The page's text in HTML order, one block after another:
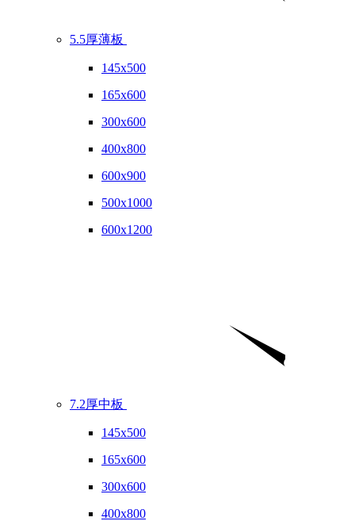
5.5厚薄板
145x500
165x600
300x600
400x800
600x900
500x1000
600x1200
7.2厚中板
145x500
165x600
300x600
400x800